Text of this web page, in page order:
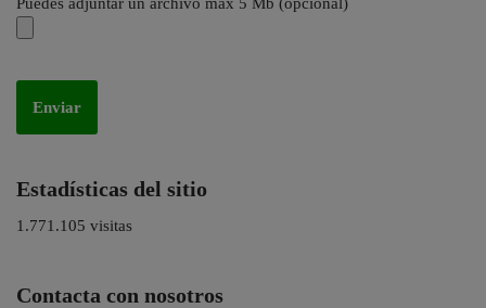
Estadísticas del sitio
1.771.105 visitas
Contacta con nosotros